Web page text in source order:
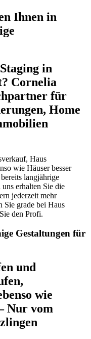
Ihnen in
in
Cornelia
für
Home
Haus
wie Häuser besser
langjährige
erhalten Sie die
jederzeit mehr
Sie grade bei Haus
den Profi.
Gestaltungen für
und
wie
Nur vom